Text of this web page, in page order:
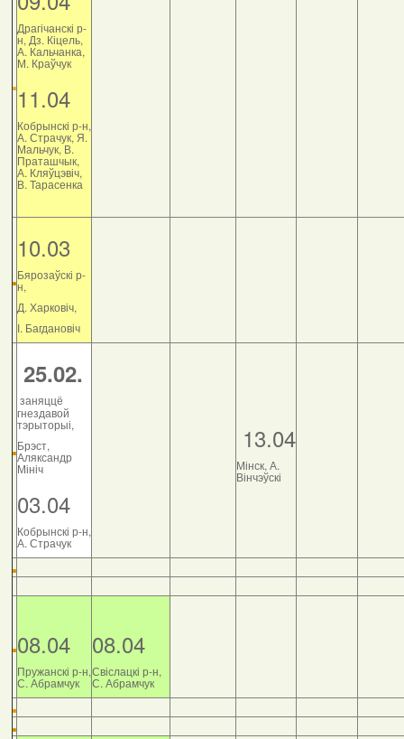
Драгічанскі р-
н, Дз. Кіцель,
А. Кальчанка,
М. Краўчук
11.04
Кобрынскі р-н,
А. Страчук, Я.
Мальчук, В.
Праташчык,
А. Кляўцэвіч,
В. Тарасенка
10.03
Бярозаўскі р-
н,
Д. Харковіч,
І. Багдановіч
25.02.
заняццё
гнездавой
тэрыторыі,
Брэст,
Аляксандр
Мініч
03.04
Кобрынскі р-н,
А. Страчук
13.04
Мінск, А.
Вінчэўскі
08.04
Пружанскі р-н,
С. Абрамчук
08.04
Свіслацкі р-н,
С. Абрамчук